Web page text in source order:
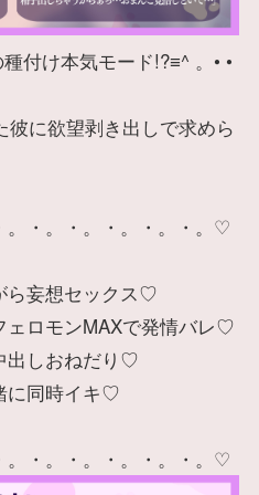
付け本気モード!?≡^ 。• •
に欲望剥き出しで求めら
・。・。・。・。・。♡
ら妄想セックス♡
ロモンMAXで発情バレ♡
出しおねだり♡
に同時イキ♡
・。・。・。・。・。♡